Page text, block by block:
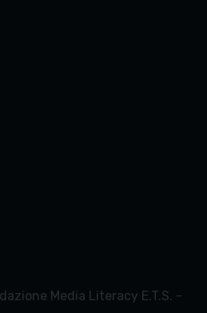
Media Literacy E.T.S. -